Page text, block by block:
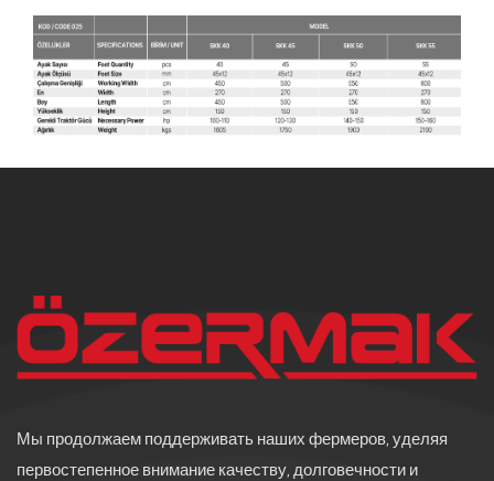
Мы продолжаем поддерживать наших фермеров, уделяя
первостепенное внимание качеству, долговечности и